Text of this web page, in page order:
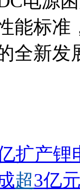
能标准
全新发
扩产锂
超3亿